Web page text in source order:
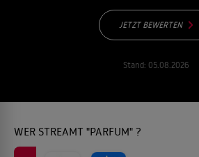
JETZT BEWERTEN
Stand: 05.08.2026
WER STREAMT "PARFUM" ?